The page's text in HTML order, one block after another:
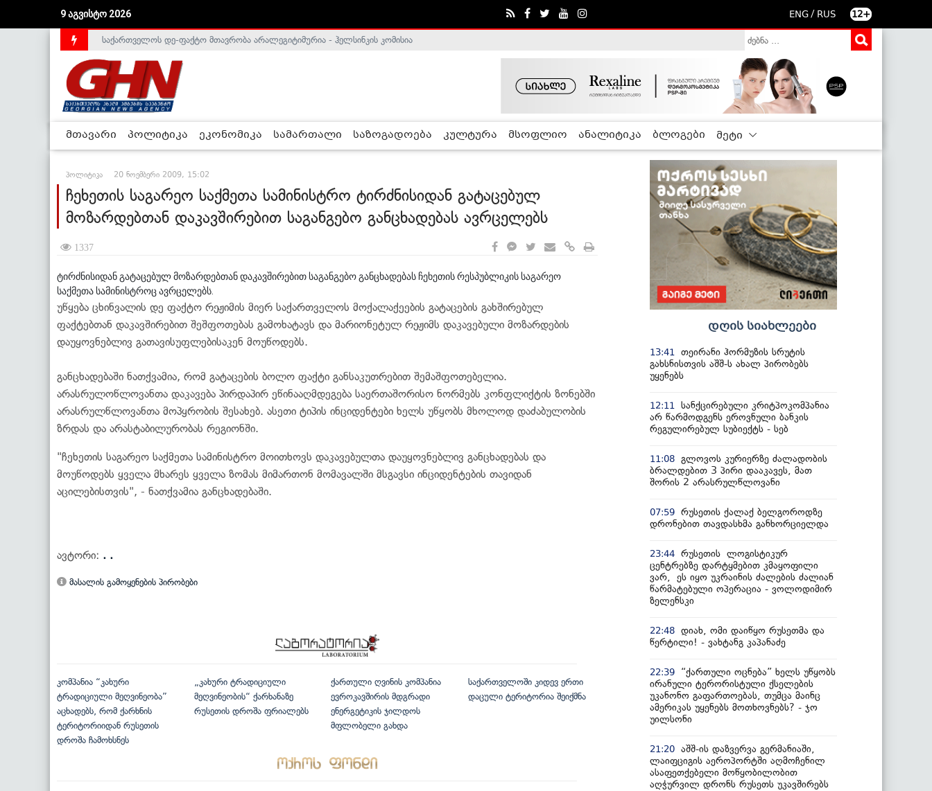
9 აგვისტო 2026 ENG / RUS 12+
საქართველოს დე-ფაქტო მთავრობა არალეგიტიმურია - ჰელსინკის კომისია
მთავარი პოლიტიკა ეკონომიკა სამართალი საზოგადოება კულტურა მსოფლიო ანალიტიკა ბლოგები მეტი
პოლიტიკა 20 ნოემბერი 2009, 15:02
ჩეხეთის საგარეო საქმეთა სამინისტრო ტირძნისიდან გატაცებულ
მოზარდებთან დაკავშირებით საგანგებო განცხადებას ავრცელებს
1337
ტირძნისიდან გატაცებულ მოზარდებთან დაკავშირებით საგანგებო განცხადებას ჩეხეთის რესპუბლიკის საგარეო
საქმეთა სამინისტროც ავრცელებს.
უწყება ცხინვალის დე ფაქტო რეჟიმის მიერ საქართველოს მოქალაქეების გატაცების გახშირებულ
ფაქტებთან დაკავშირებით შეშფოთებას გამოხატავს და მარიონეტულ რეჟიმს დაკავებული მოზარდების
დაუყოვნებლივ გათავისუფლებისაკენ მოუწოდებს.
განცხადებაში ნათქვამია, რომ გატაცების ბოლო ფაქტი განსაკუთრებით შემაშფოთებელია.
არასრულოწლოვანთა დაკავება პირდაპირ ეწინააღმდეგება საერთაშორისო ნორმებს კონფლიქტის ზონებში
არასრულწლოვანთა მოპყრობის შესახებ. ასეთი ტიპის ინციდენტები ხელს უწყობს მხოლოდ დაძაბულობის
ზრდას და არასტაბილურობას რეგიონში.
"ჩეხეთის საგარეო საქმეთა სამინისტრო მოითხოვს დაკავებულთა დაუყოვნებლივ განცხადებას და
მოუწოდებს ყველა მხარეს ყველა ზომას მიმართონ მომავალში მსგავსი ინციდენტების თავიდან
აცილებისთვის", - ნათქვამია განცხადებაში.
ავტორი: . .
მასალის გამოყენების პირობები
კომპანია “კახური
ტრადიციული მეღვინეობა”
აცხადებს, რომ ქარხნის
ტერიტორიიდან რუსეთის
დროშა ჩამოხსნეს
„კახური ტრადიციული
მეღვინეობის“ ქარხანაზე
რუსეთის დროშა ფრიალებს
ქართული ღვინის კომპანია
ევროკავშირის მდგრადი
ენერგეტიკის ჯილდოს
მფლობელი გახდა
საქართველოში კიდევ ერთი
დაცული ტერიტორია შეიქმნა
დღის სიახლეები
13:41
თეირანი ჰორმუზის სრუტის
გახსნისთვის აშშ-ს ახალ პირობებს
უყენებს
12:11
სანქცირებული კრიტპოკომპანია
არ წარმოდგენს ეროვნული ბანკის
რეგულირებულ სუბიექტს - სებ
11:08 გლოვოს კურიერზე ძალადობის
ბრალდებით 3 პირი დააკავეს, მათ
შორის 2 არასრულწლოვანი
07:59 რუსეთის ქალაქ ბელგოროდზე
დრონებით თავდასხმა განხორციელდა
23:44 რუსეთის ლოგისტიკურ
ცენტრებზე დარტყმებით კმაყოფილი
ვარ, ეს იყო უკრაინის ძალების ძალიან
წარმატებული ოპერაცია - ვოლოდიმირ
ზელენსკი
22:48 დიახ, ომი დაიწყო რუსეთმა და
წერტილი! - ვახტანგ კაპანაძე
22:39
“ქართული ოცნება” ხელს უწყობს
ირანული ტერორისტული ქსელების
უკანონო გაფართოებას, თუმცა მაინც
ამერიკას უყენებს მოთხოვნებს? - ჯო
უილსონი
21:20 აშშ-ის დაზვერვა გერმანიაში,
ლაიფციგის აეროპორტში აღმოჩენილ
ასაფეთქებელი მოწყობილობით
აღჭურვილ დრონს რუსეთს უკავშირებს